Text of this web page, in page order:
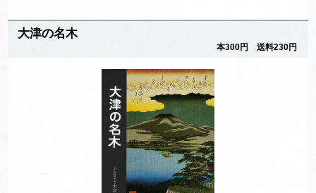
大津の名木
本300円 送料230円